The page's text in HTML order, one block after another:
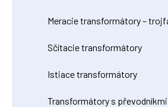
Meracie transformátory –
Sčítacie transformátory
Istiace transformátory
Transformátory s převodníkmi